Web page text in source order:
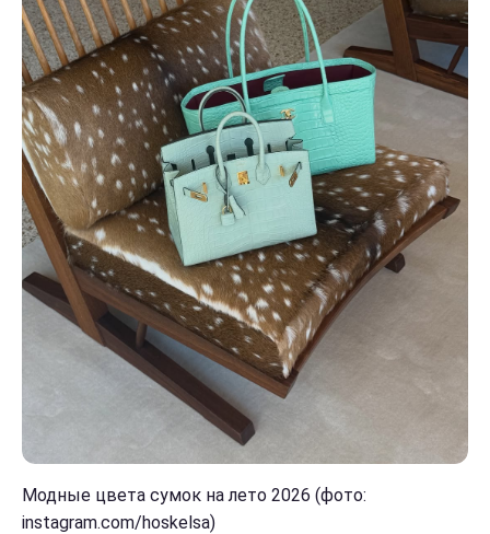
Модные цвета сумок на лето 2026 (фото:
instagram.com/hoskelsa)